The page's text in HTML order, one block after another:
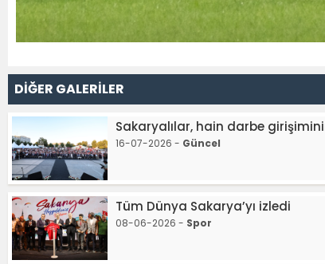
DİĞER GALERİLER
Sakaryalılar, hain darbe
16-07-2026 - Güncel
Tüm Dünya Sakarya’yı izledi
08-06-2026 - Spor